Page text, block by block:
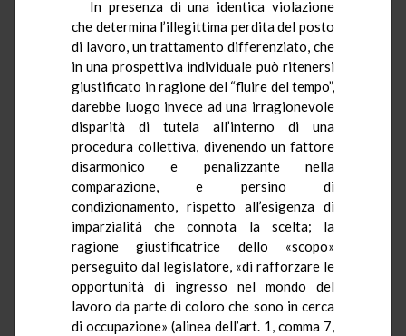
In presenza di una identica violazione
che determina l’illegittima perdita del posto
di lavoro, un trattamento differenziato, che
in una prospettiva individuale può ritenersi
giustificato in ragione del “fluire del tempo”,
darebbe luogo invece ad una irragionevole
disparità di tutela all’interno di una
procedura collettiva, divenendo un fattore
disarmonico e penalizzante nella
comparazione, e persino di
condizionamento, rispetto all’esigenza di
imparzialità che connota la scelta; la
ragione giustificatrice dello «scopo»
perseguito dal legislatore, «di rafforzare le
opportunità di ingresso nel mondo del
lavoro da parte di coloro che sono in cerca
di occupazione» (alinea dell’art. 1, comma 7,